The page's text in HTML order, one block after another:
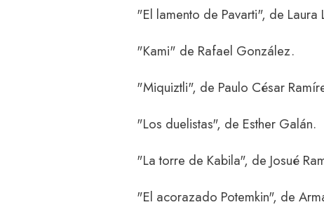
"El lamento de Pavarti", de Laura
"Kami" de Rafael González.
"Miquiztli", de Paulo César
"Los duelistas", de Esther Galán.
"La torre de Kabila", de Josué
"El acorazado Potemkin", de